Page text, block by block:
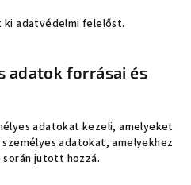
ki adatvédelmi felelőst.
adatok forrásai és
adatokat kezeli, amelyeket
adatokat, amelyekhez
jutott hozzá.